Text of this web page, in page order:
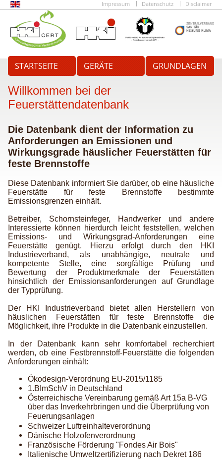
Impressum Datenschutz Disclaimer
STARTSEITE GERÄTE GRUNDLAGEN
Willkommen bei der
Feuerstättendatenbank
Die Datenbank dient der Information zu
Anforderungen an Emissionen und
Wirkungsgrade häuslicher Feuerstätten für
feste Brennstoffe
Diese Datenbank informiert Sie darüber, ob eine häusliche
Feuerstätte für feste Brennstoffe bestimmte
Emissionsgrenzen einhält.
Betreiber, Schornsteinfeger, Handwerker und andere
Interessierte können hierdurch leicht feststellen, welchen
Emissions- und Wirkungsgrad-Anforderungen eine
Feuerstätte genügt. Hierzu erfolgt durch den HKI
Industrieverband, als unabhängige, neutrale und
kompetente Stelle, eine sorgfältige Prüfung und
Bewertung der Produktmerkmale der Feuerstätten
hinsichtlich der Emissionsanforderungen auf Grundlage
der Typprüfung.
Der HKI Industrieverband bietet allen Herstellern von
häuslichen Feuerstätten für feste Brennstoffe die
Möglichkeit, ihre Produkte in die Datenbank einzustellen.
In der Datenbank kann sehr komfortabel recherchiert
werden, ob eine Festbrennstoff-Feuerstätte die folgenden
Anforderungen einhält:
Ökodesign-Verordnung EU-2015/1185
1.BImSchV in Deutschland
Österreichische Vereinbarung gemäß Art 15a B-VG
über das Inverkehrbringen und die Überprüfung von
Feuerungsanlagen
Schweizer Luftreinhalteverordnung
Dänische Holzofenverordnung
Französische Förderung "Fondes Air Bois"
Italienische Umweltzertifizierung nach Dekret 186